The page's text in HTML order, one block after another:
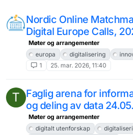
Nordic Online
Digital Europe Calls,
Møter og arrangementer
europa
digitalisering
1
25. mar. 2026, 11:40
T Faglig arena for
og deling av data
Møter og arrangementer
digitalt utenforskap